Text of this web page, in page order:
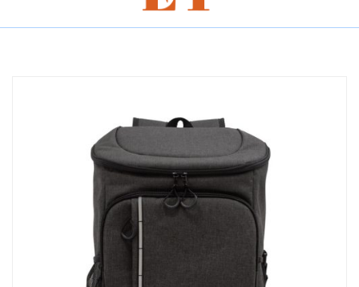
Edaltrack
Merchandising